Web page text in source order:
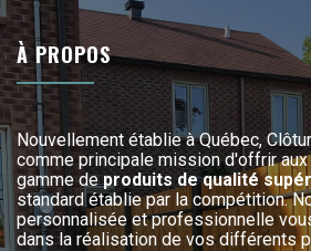
À PROPOS
Nouvellement établie à Québec,
comme principale mission d'offrir
gamme deproduits de qualité
standard établie par la compétition.
personnalisée et professionnelle
dans la réalisation de vos différents